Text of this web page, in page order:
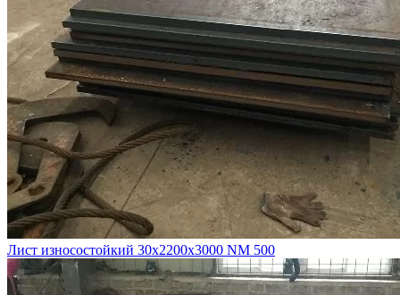
Лист износостойкий 30х2200х3000 NM 500